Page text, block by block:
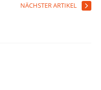
NÄCHSTER ARTIKEL